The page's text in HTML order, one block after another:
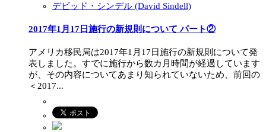
デビッド・シンデル (David Sindell)
2017年1月17日施行の新規則について パート②
アメリカ移民局は2017年1月17日施行の新規則について発
表しました。すでに施行から数カ月時間が経過しています
が、その内容についてあまり知られていないため、前回の
＜2017...